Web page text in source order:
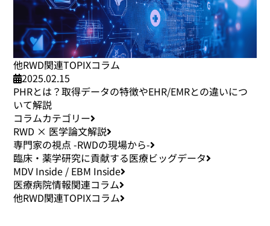
コラムカテゴリー
RWD × 医学論文解説
専門家の視点 -RWDの現場から-
臨床・薬学研究に貢献する医療ビッグデータ
MDV Inside / EBM Inside
医療病院情報関連コラム
他RWD関連TOPIXコラム
他RWD関連TOPIXコラム
2025.02.15
PHRとは？取得データの特徴やEHR/EMRとの違いにつ
いて解説